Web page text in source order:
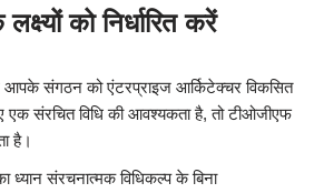
को निर्धारित करें
आपके संगठन को एंटरप्राइज आर्किटेक्चर विकसित
संरचित विधि की आवश्यकता है, तो टीओजीएफ
है।
ध्यान संरचनात्मक विधिकल्प के बिना